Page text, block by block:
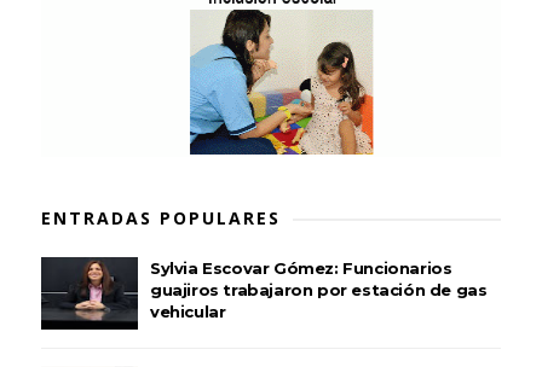
ENTRADAS POPULARES
Sylvia Escovar Gómez: Funcionarios
guajiros trabajaron por estación de gas
vehicular